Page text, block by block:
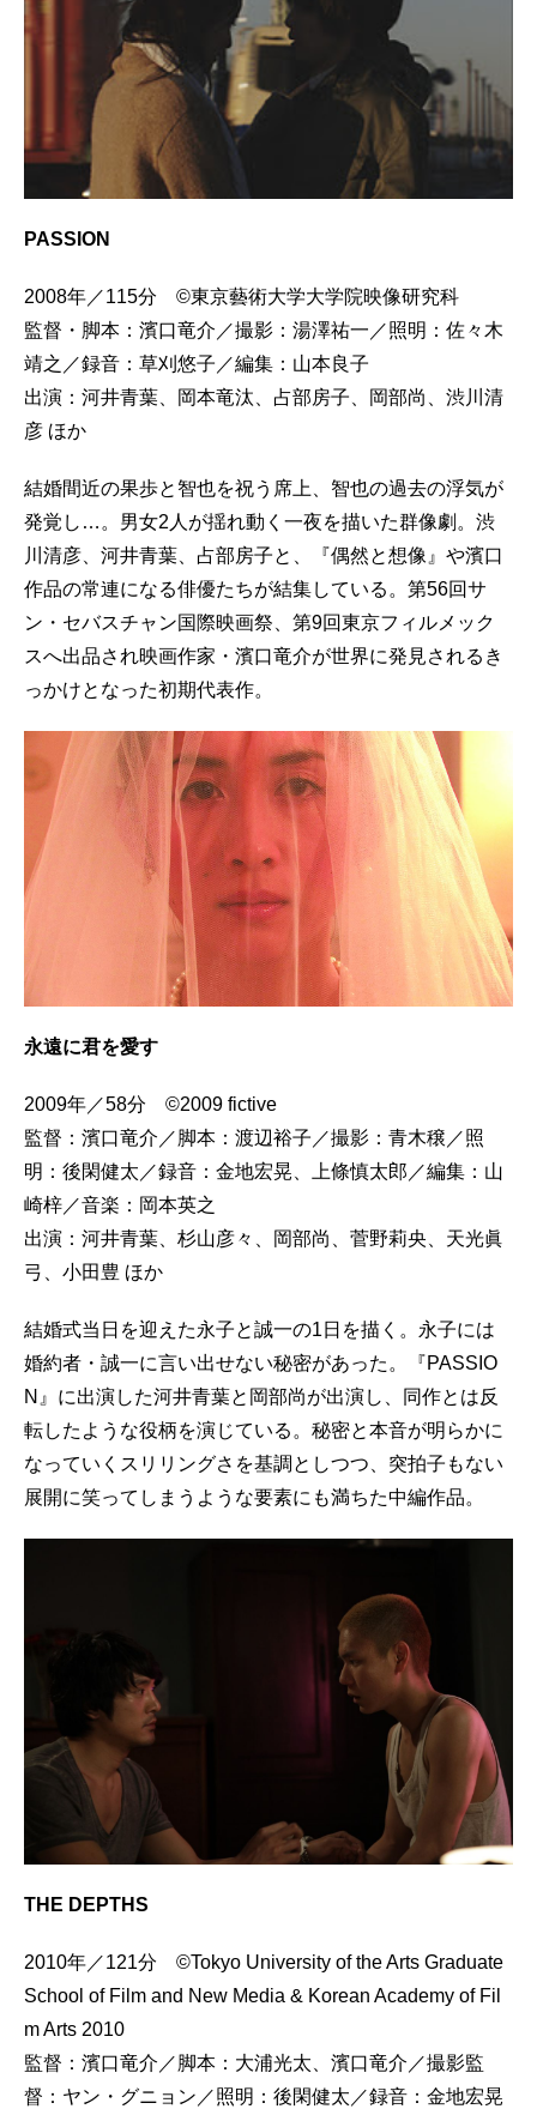
PASSION
2008年／115分 ©東京藝術大学大学院映像研究科
監督・脚本：濱口竜介／撮影：湯澤祐一／照明：佐々木
靖之／録音：草刈悠子／編集：山本良子
出演：河井青葉、岡本竜汰、占部房子、岡部尚、渋川清
彦 ほか
結婚間近の果歩と智也を祝う席上、智也の過去の浮気が
発覚し…。男女2人が揺れ動く一夜を描いた群像劇。渋
川清彦、河井青葉、占部房子と、『偶然と想像』や濱口
作品の常連になる俳優たちが結集している。第56回サ
ン・セバスチャン国際映画祭、第9回東京フィルメック
スへ出品され映画作家・濱口竜介が世界に発見されるき
っかけとなった初期代表作。
永遠に君を愛す
2009年／58分 ©2009 fictive
監督：濱口竜介／脚本：渡辺裕子／撮影：青木穣／照
明：後閑健太／録音：金地宏晃、上條慎太郎／編集：山
崎梓／音楽：岡本英之
出演：河井青葉、杉山彦々、岡部尚、菅野莉央、天光眞
弓、小田豊 ほか
結婚式当日を迎えた永子と誠一の1日を描く。永子には
婚約者・誠一に言い出せない秘密があった。『PASSIO
N』に出演した河井青葉と岡部尚が出演し、同作とは反
転したような役柄を演じている。秘密と本音が明らかに
なっていくスリリングさを基調としつつ、突拍子もない
展開に笑ってしまうような要素にも満ちた中編作品。
THE DEPTHS
2010年／121分 ©Tokyo University of the Arts Graduate
School of Film and New Media & Korean Academy of Fil
m Arts 2010
監督：濱口竜介／脚本：大浦光太、濱口竜介／撮影監
督：ヤン・グニョン／照明：後閑健太／録音：金地宏晃